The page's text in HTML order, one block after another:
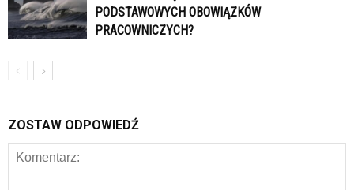
PODSTAWOWYCH OBOWIĄZKÓW
PRACOWNICZYCH?
ZOSTAW ODPOWIEDŹ